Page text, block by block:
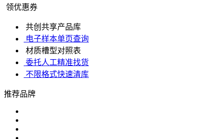
领优惠券
共创共享产品库
电子样本单页查询
材质槽型对照表
委托人工精准找货
不限格式快速清库
推荐品牌